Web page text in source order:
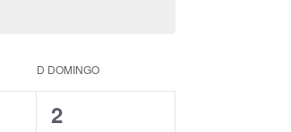
D DOMINGO
0
2